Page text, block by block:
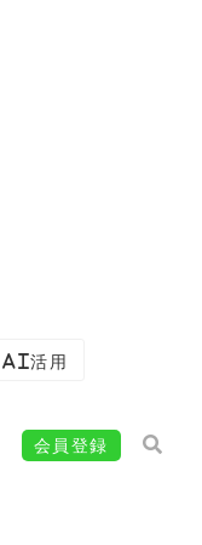
AI活用
会員登録